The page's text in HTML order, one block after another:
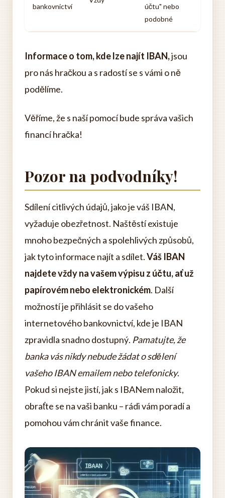
bankovnictví
účtu" nebo
podobné
Informace o tom, kde lze najít IBAN,jsou
pro nás hračkou a s radostí se s vámi o ně
podělíme.
Věříme, že s naší pomocí bude správa vašich
financí hračka!
Pozor na podvodníky!
Sdílení citlivých údajů, jako je váš IBAN,
vyžaduje obezřetnost. Naštěstí existuje
mnoho bezpečných a spolehlivých způsobů,
jak tyto informace najít a sdílet.Váš IBAN
najdete vždy na vašem výpisu z účtu, ať už
papírovém nebo elektronickém. Další
možností je přihlásit se do vašeho
internetového bankovnictví, kde je IBAN
zpravidla snadno dostupný. Pamatujte, že
banka vás nikdy nebude žádat o sdělení
vašeho IBAN emailem nebo telefonicky.
Pokud si nejste jistí, jak s IBANem naložit,
obraťte se na vaši banku – rádi vám poradí a
pomohou vám chránit vaše finance.